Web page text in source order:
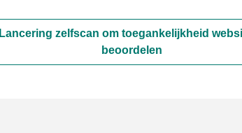
Lancering zelfscan om toegankelijkheid
beoordelen